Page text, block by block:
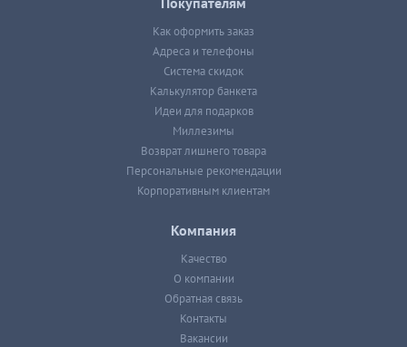
Покупателям
Как оформить заказ
Адреса и телефоны
Система скидок
Калькулятор банкета
Идеи для подарков
Миллезимы
Возврат лишнего товара
Персональные рекомендации
Корпоративным клиентам
Компания
Качество
О компании
Обратная связь
Контакты
Вакансии